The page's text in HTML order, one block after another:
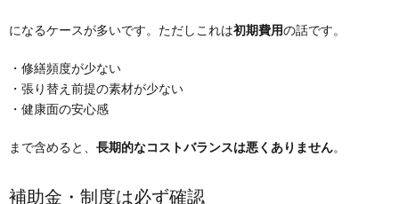
になるケースが多いです。ただしこれは初期費用の話です。
・修繕頻度が少ない
・張り替え前提の素材が少ない
・健康面の安心感
まで含めると、 長期的なコストバランスは悪くありません。
補助金・制度は必ず確認